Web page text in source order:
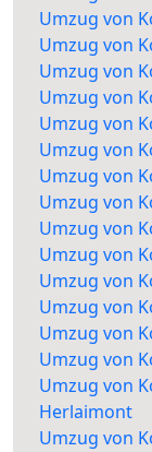
Umzug von
Umzug von
Umzug von
Umzug von
Umzug von
Umzug von
Umzug von
Umzug von
Umzug von
Umzug von
Umzug von
Umzug von
Umzug von
Umzug von
Umzug von
Herlaimont
Umzug von